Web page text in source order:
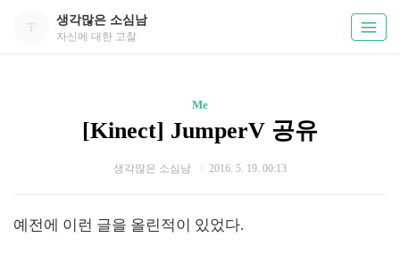
생각많은 소심남
자신에 대한 고찰
Me
[Kinect] JumperV 공유
생각많은 소심남 2016. 5. 19. 00:13
예전에 이런 글을 올린적이 있었다.